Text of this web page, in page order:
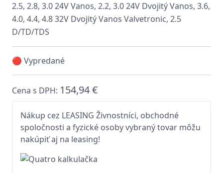
2.5, 2.8, 3.0 24V Vanos, 2.2, 3.0 24V Dvojitý Vanos, 3.6,
4.0, 4.4, 4.8 32V Dvojitý Vanos Valvetronic, 2.5
D/TD/TDS
🔴 Vypredané
Cena s DPH: 154,94 €
Nákup cez LEASING Živnostníci, obchodné
spoločnosti a fyzické osoby vybraný tovar môžu
nakúpiť aj na leasing!